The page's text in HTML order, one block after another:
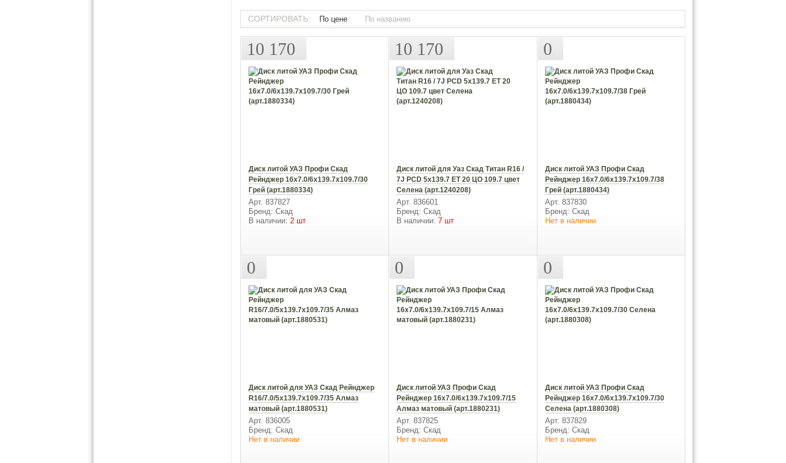
СОРТИРОВАТЬ: По цене По названию
10 170
Диск литой УАЗ Профи Скад
Рейнджер 16х7.0/6x139.7x109.7/30
Грей (арт.1880334)
Арт. 837827
Бренд: Скад
В наличии: 2 шт
10 170
Диск литой для Уаз Скад Титан R16 /
7J PCD 5x139.7 ЕТ 20 ЦО 109.7 цвет
Селена (арт.1240208)
Арт. 836601
Бренд: Скад
В наличии:7 шт
0
Диск литой УАЗ Профи Скад
Рейнджер 16х7.0/6x139.7x109.7/38
Грей (арт.1880434)
Арт. 837830
Бренд: Скад
Нет в наличии
0
Диск литой для УАЗ Скад Рейнджер
R16/7.0/5x139.7x109.7/35 Алмаз
матовый (арт.1880531)
Арт. 836005
Бренд: Скад
Нет в наличии
0
Диск литой УАЗ Профи Скад
Рейнджер 16х7.0/6x139.7x109.7/15
Алмаз матовый (арт.1880231)
Арт. 837825
Бренд: Скад
Нет в наличии
0
Диск литой УАЗ Профи Скад
Рейнджер 16х7.0/6x139.7x109.7/30
Селена (арт.1880308)
Арт. 837829
Бренд: Скад
Нет в наличии